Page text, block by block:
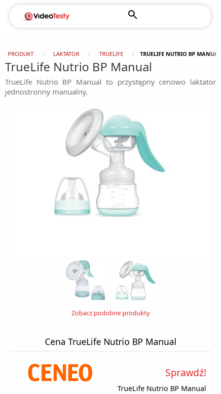
PRODUKT LAKTATOR TRUELIFE TRUELIFE NUTRIO BP MANUAL
TrueLife Nutrio BP Manual
TrueLife Nutrio BP Manual to przystępny cenowo laktator
jednostronny manualny.
Zobacz podobne produkty
Cena TrueLife Nutrio BP Manual
TrueLife Nutrio BP Manual
Sprawdź!